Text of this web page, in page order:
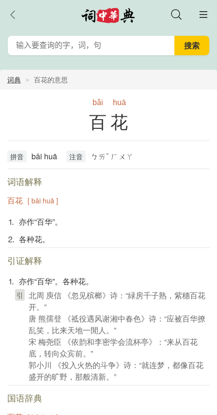
词典 百花的意思
bǎi huā
百花
拼音 bǎi huā 注音 ㄅㄞˇ ㄏㄨㄚ
词语解释
百花 [ bǎi huā ]
⒈ 亦作“百华”。
⒉ 各种花。
引证解释
⒈ 亦作“百华”。各种花。
引
北周 庾信 《忽见槟榔》诗：“緑房千子熟，紫穗百花
开。”
唐 熊孺登 《祗役遇风谢湘中春色》诗：“应被百华撩
乱笑，比来天地一閒人。”
宋 梅尧臣 《依韵和李密学会流杯亭》：“来从百花
底，转向众宾前。”
郭小川 《投入火热的斗争》诗：“就连梦，都像百花
盛开的旷野，那般清新。”
国语辞典